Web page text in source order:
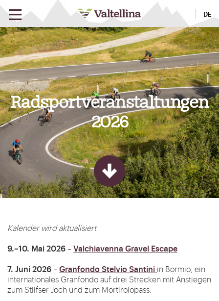
DE
Radsportveranstaltungen
2026
Kalender wird aktualisiert
9.–10. Mai 2026–Valchiavenna Gravel Escape
7. Juni 2026–Granfondo Stelvio Santini in Bormio, ein
internationales Granfondo auf drei Strecken mit Anstiegen
zum Stilfser Joch und zum Mortirolopass.